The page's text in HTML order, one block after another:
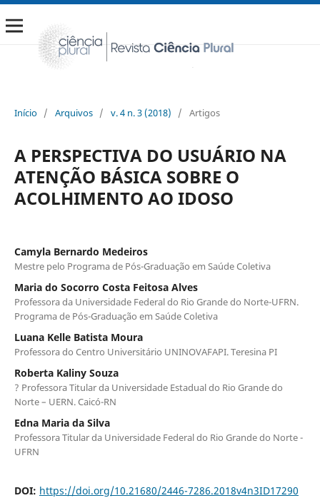
Início / Arquivos / v. 4 n. 3 (2018) / Artigos
A PERSPECTIVA DO USUÁRIO NA
ATENÇÃO BÁSICA SOBRE O
ACOLHIMENTO AO IDOSO
Camyla Bernardo Medeiros
Mestre pelo Programa de Pós-Graduação em Saúde Coletiva
Maria do Socorro Costa Feitosa Alves
Professora da Universidade Federal do Rio Grande do Norte-UFRN.
Programa de Pós-Graduação em Saúde Coletiva
Luana Kelle Batista Moura
Professora do Centro Universitário UNINOVAFAPI. Teresina PI
Roberta Kaliny Souza
? Professora Titular da Universidade Estadual do Rio Grande do
Norte – UERN. Caicó-RN
Edna Maria da Silva
Professora Titular da Universidade Federal do Rio Grande do Norte -
UFRN
DOI: https://doi.org/10.21680/2446-7286.2018v4n3ID17290